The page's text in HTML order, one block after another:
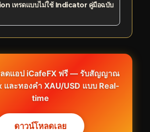
เทรดแบบไม่ใช้ Indicator คู่มือฉบับ
ลดแอป iCafeFX ฟรี — รับสัญญาณ
และทองคำ XAU/USD แบบ Real-
time
ดาวน์โหลดเลย